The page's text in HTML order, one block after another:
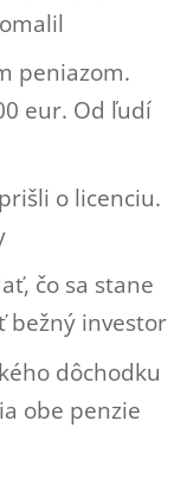
peniazom.
eur. Od ľudí
o licenciu.
čo sa stane
bežný investor
dôchodku
obe penzie